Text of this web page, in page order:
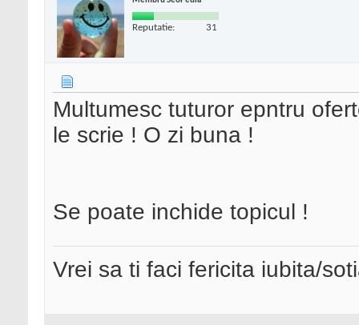
Reputatie: 31
Multumesc tuturor epntru
le scrie ! O zi buna !
Se poate inchide topicul !
Vrei sa ti faci fericita iubita/